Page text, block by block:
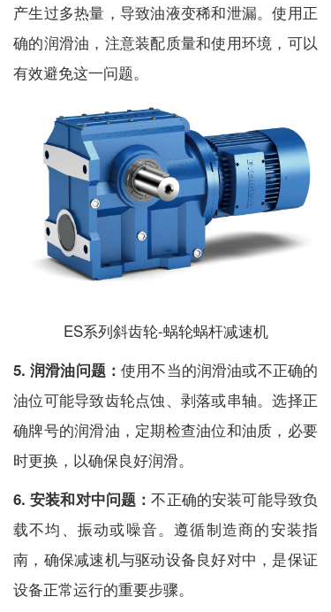
产生过多热量，导致油液变稀和泄漏。使用正
确的润滑油，注意装配质量和使用环境，可以
有效避免这一问题。
ES系列斜齿轮-蜗轮蜗杆减速机
5. 润滑油问题：使用不当的润滑油或不正确的
油位可能导致齿轮点蚀、剥落或串轴。选择正
确牌号的润滑油，定期检查油位和油质，必要
时更换，以确保良好润滑。
6. 安装和对中问题：不正确的安装可能导致负
载不均、振动或噪音。遵循制造商的安装指
南，确保减速机与驱动设备良好对中，是保证
设备正常运行的重要步骤。